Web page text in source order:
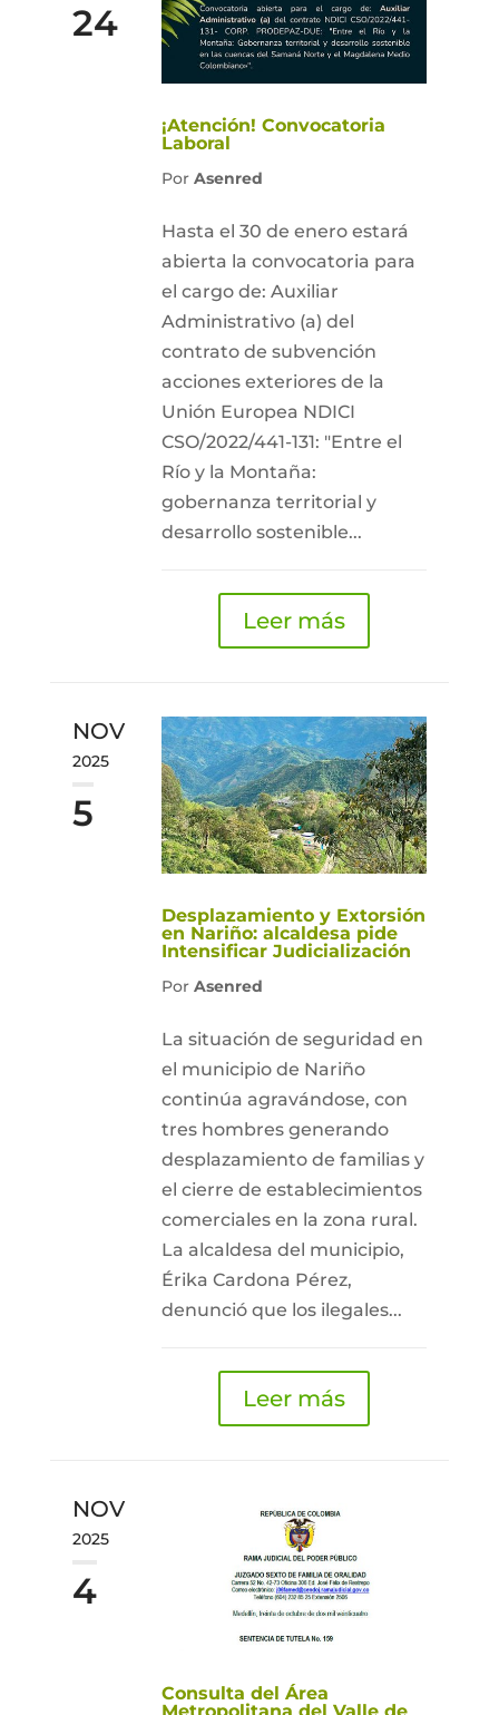
24
¡Atención! Convocatoria
Laboral
Por Asenred
Hasta el 30 de enero estará
abierta la convocatoria para
el cargo de: Auxiliar
Administrativo (a) del
contrato de subvención
acciones exteriores de la
Unión Europea NDICI
CSO/2022/441-131: "Entre el
Río y la Montaña:
gobernanza territorial y
desarrollo sostenible...
Leer más
NOV
2025
5
Desplazamiento y Extorsión
en Nariño: alcaldesa pide
Intensificar Judicialización
Por Asenred
La situación de seguridad en
el municipio de Nariño
continúa agravándose, con
tres hombres generando
desplazamiento de familias y
el cierre de establecimientos
comerciales en la zona rural.
La alcaldesa del municipio,
Érika Cardona Pérez,
denunció que los ilegales...
Leer más
NOV
2025
4
Consulta del Área